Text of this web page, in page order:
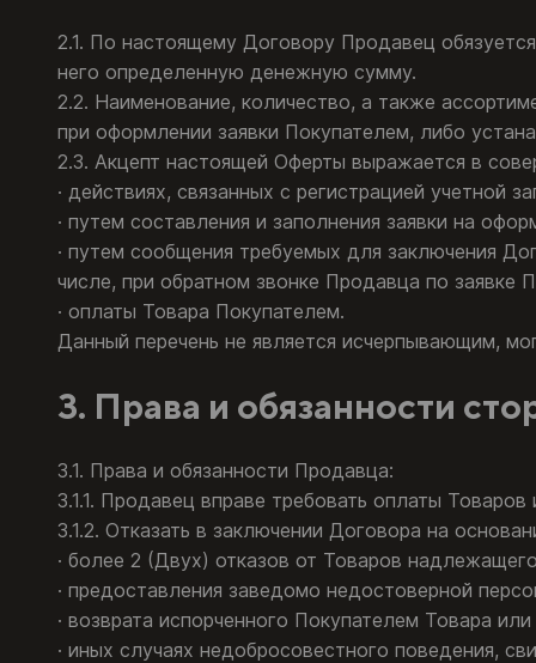
2.1. По настоящему Договору Продавец
него определенную денежную сумму.
2.2. Наименование, количество, а также
при оформлении заявки Покупателем, либо
2.3. Акцепт настоящей Оферты выражается в
· действиях, связанных с регистрацией учетной
· путем составления и заполнения заявки на
· путем сообщения требуемых для заключения
числе, при обратном звонке Продавца по заявке
· оплаты Товара Покупателем.
Данный перечень не является исчерпывающим,
3. Права и обязанности
3.1. Права и обязанности Продавца:
3.1.1. Продавец вправе требовать оплаты
3.1.2. Отказать в заключении Договора на
· более 2 (Двух) отказов от Товаров
· предоставления заведомо недостоверной
· возврата испорченного Покупателем Товара
· иных случаях недобросовестного поведения,